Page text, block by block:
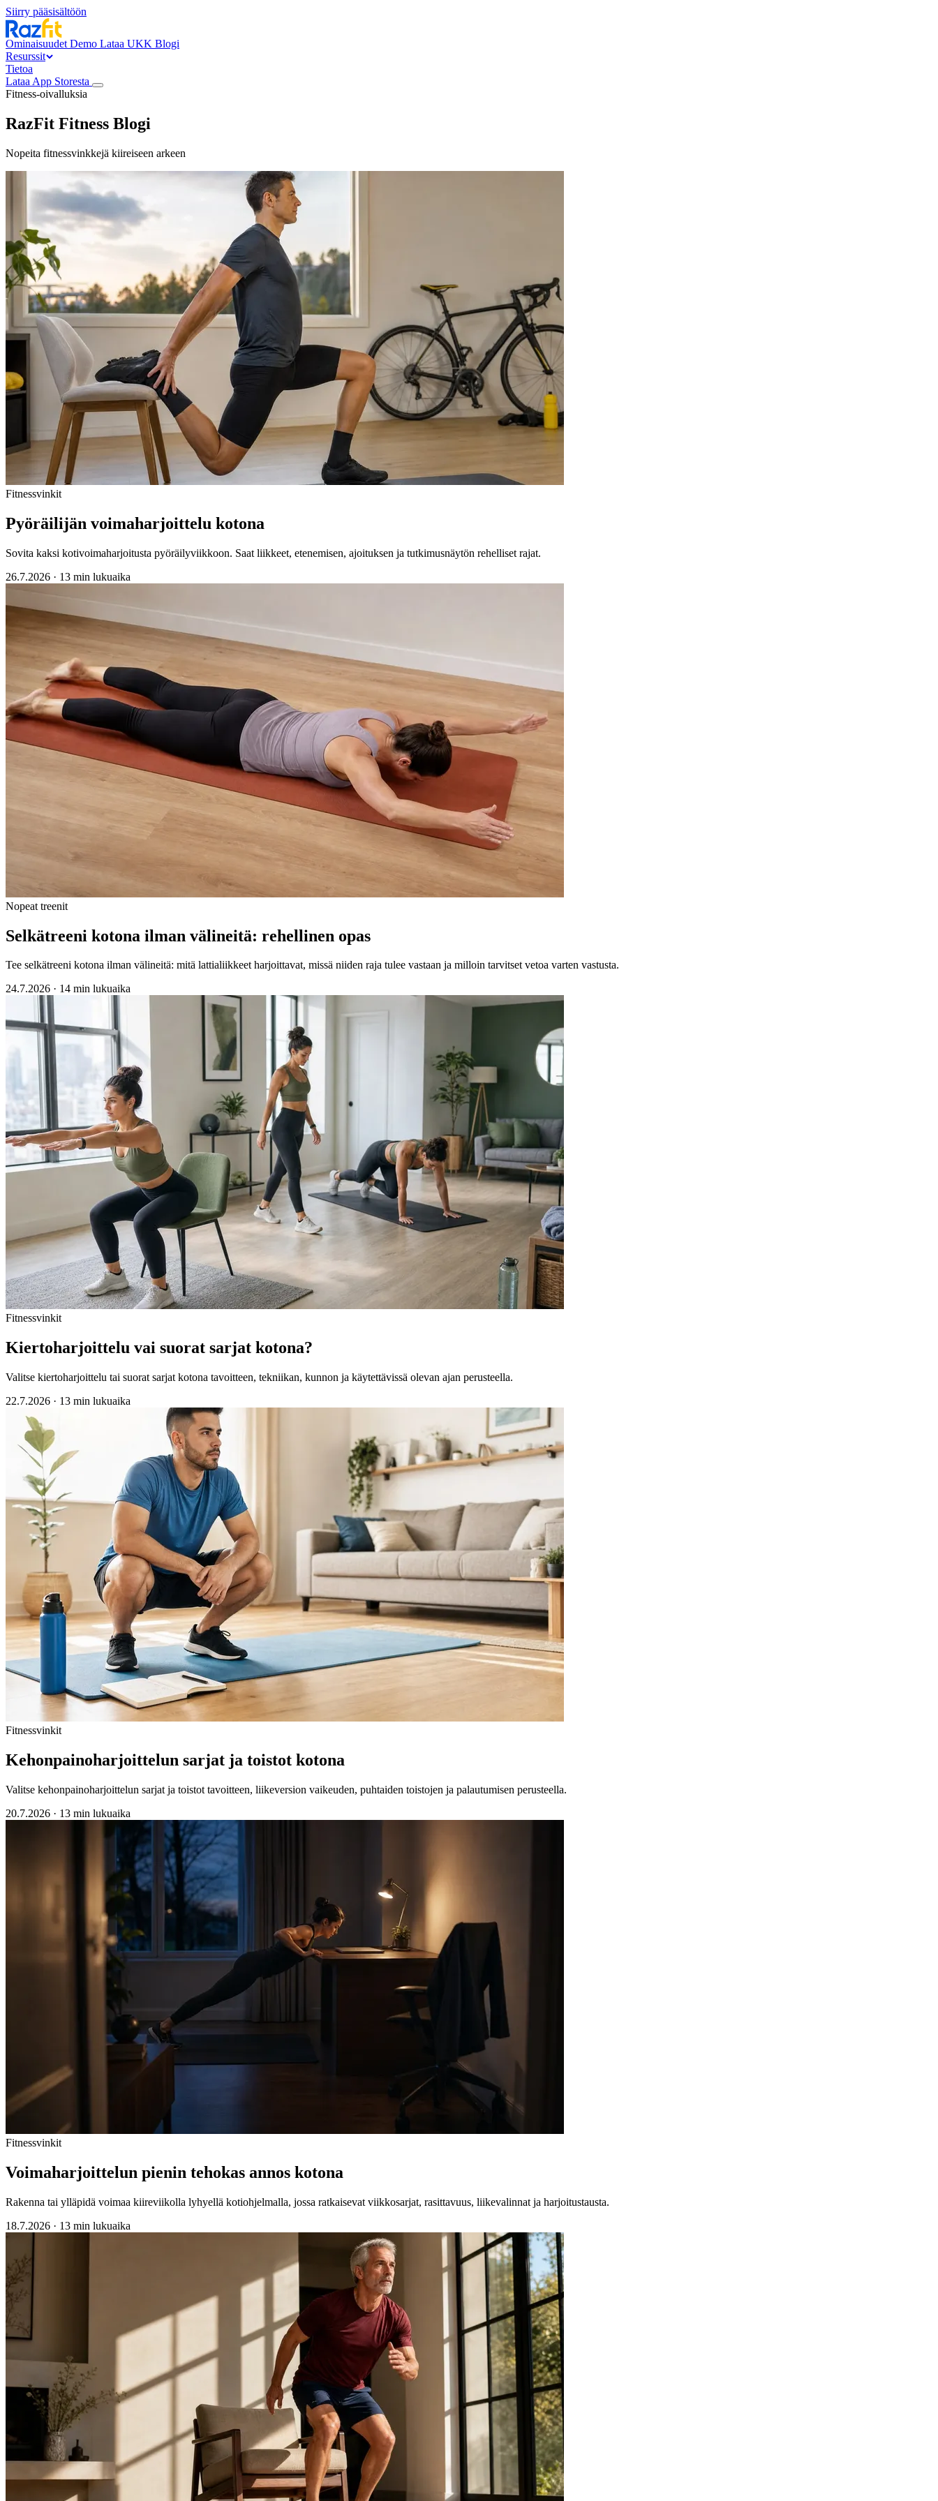
Siirry pääsisältöön
Ominaisuudet Demo Lataa UKK Blogi
Resurssit
Tietoa
Lataa App Storesta
Fitness-oivalluksia
RazFit Fitness Blogi
Nopeita fitnessvinkkejä kiireiseen arkeen
Fitnessvinkit
Pyöräilijän voimaharjoittelu kotona
Sovita kaksi kotivoimaharjoitusta pyöräilyviikkoon. Saat liikkeet, etenemisen, ajoituksen ja tutkimusnäytön rehelliset rajat.
26.7.2026 · 13 min lukuaika
Nopeat treenit
Selkätreeni kotona ilman välineitä: rehellinen opas
Tee selkätreeni kotona ilman välineitä: mitä lattialiikkeet harjoittavat, missä niiden raja tulee vastaan ja milloin tarvitset vetoa varten vastusta.
24.7.2026 · 14 min lukuaika
Fitnessvinkit
Kiertoharjoittelu vai suorat sarjat kotona?
Valitse kiertoharjoittelu tai suorat sarjat kotona tavoitteen, tekniikan, kunnon ja käytettävissä olevan ajan perusteella.
22.7.2026 · 13 min lukuaika
Fitnessvinkit
Kehonpainoharjoittelun sarjat ja toistot kotona
Valitse kehonpainoharjoittelun sarjat ja toistot tavoitteen, liikeversion vaikeuden, puhtaiden toistojen ja palautumisen perusteella.
20.7.2026 · 13 min lukuaika
Fitnessvinkit
Voimaharjoittelun pienin tehokas annos kotona
Rakenna tai ylläpidä voimaa kiireviikolla lyhyellä kotiohjelmalla, jossa ratkaisevat viikkosarjat, rasittavuus, liikevalinnat ja harjoitustausta.
18.7.2026 · 13 min lukuaika